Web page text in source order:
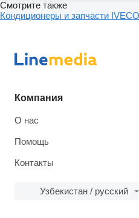
Смотрите также
Кондиционеры и запчасти
Компания
О нас
Помощь
Контакты
Узбекистан / русский